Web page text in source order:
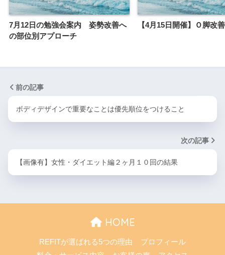
7月12日の勉強会案内 姿勢改善へ
の部位別アプローチ
【4月15日開催】Ｏ脚改
前の記事
ボディデザインで重要なことは優先順位をつけること
次の記事
【画像有】女性・ダイエット編２ヶ月１０回の結果
HOME
REFITが選ばれる5つの理由
プロフィール